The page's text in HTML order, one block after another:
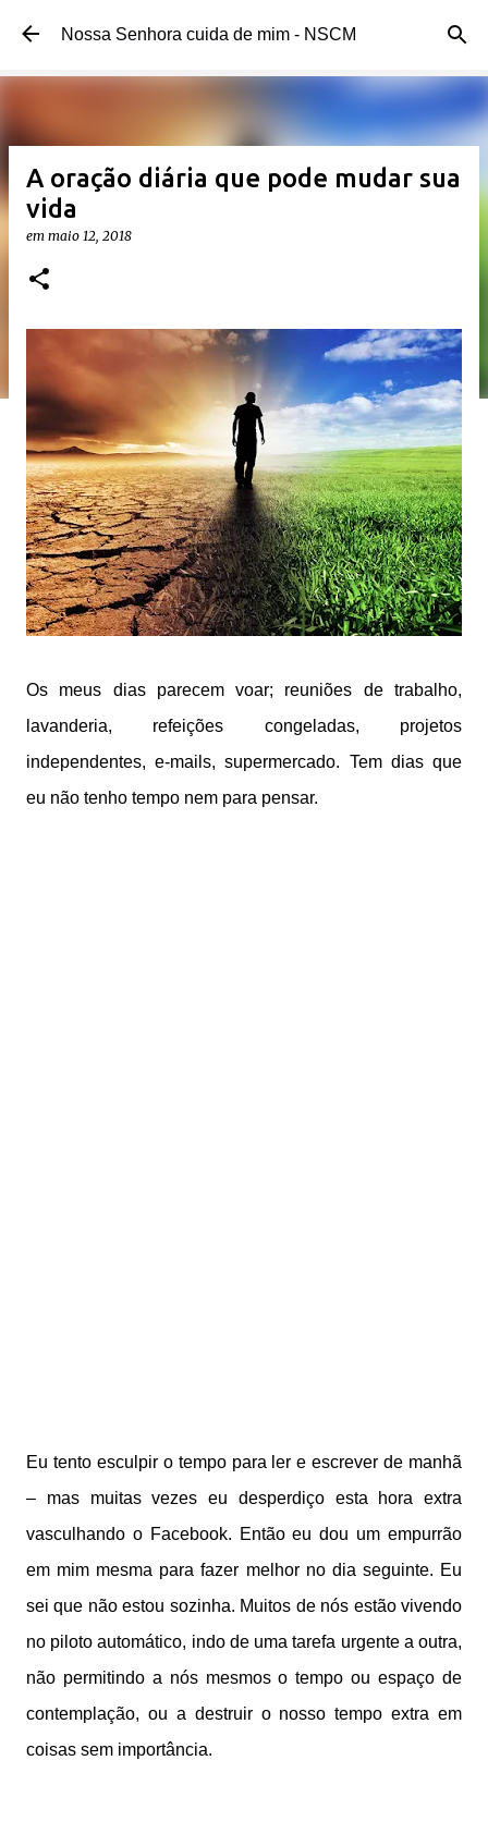
Pular para o conteúdo principal
Nossa Senhora cuida de mim - NSCM
A oração diária que pode mudar sua
vida
em maio 12, 2018
Os meus dias parecem voar; reuniões de trabalho,
lavanderia, refeições congeladas, projetos
independentes, e-mails, supermercado. Tem dias que
eu não tenho tempo nem para pensar.
Eu tento esculpir o tempo para ler e escrever de manhã
– mas muitas vezes eu desperdiço esta hora extra
vasculhando o Facebook. Então eu dou um empurrão
em mim mesma para fazer melhor no dia seguinte. Eu
sei que não estou sozinha. Muitos de nós estão vivendo
no piloto automático, indo de uma tarefa urgente a outra,
não permitindo a nós mesmos o tempo ou espaço de
contemplação, ou a destruir o nosso tempo extra em
coisas sem importância.